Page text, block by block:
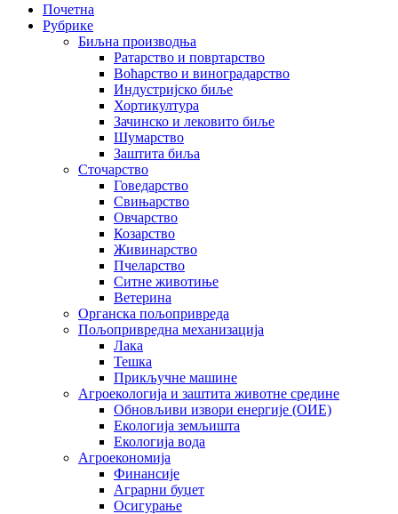
Почетна
Рубрике
Биљна производња
Ратарство и повртарство
Воћарство и виноградарство
Индустријско биље
Хортикултура
Зачинско и лековито биље
Шумарство
Заштита биља
Сточарство
Говедарство
Свињарство
Овчарство
Козарство
Живинарство
Пчеларство
Ситне животиње
Ветерина
Органска пољопривреда
Пољопривредна механизација
Лака
Тешка
Прикључне машине
Агроекологија и заштита животне средине
Обновљиви извори енергије (ОИЕ)
Екологија земљишта
Екологија вода
Агроекономија
Финансије
Аграрни буџет
Осигурање